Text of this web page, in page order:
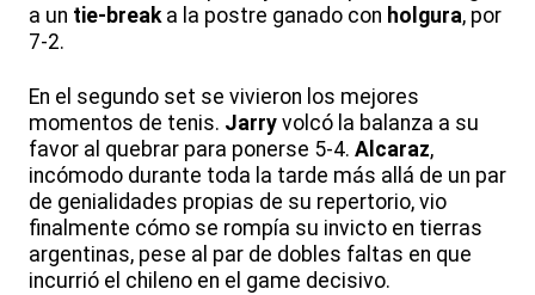
a un tie-breaka la postre ganado con holgura, por
7-2.
En el segundo set se vivieron los mejores
momentos de tenis. Jarry volcó la balanza a su
favor al quebrar para ponerse 5-4. Alcaraz,
incómodo durante toda la tarde más allá de un par
de genialidades propias de su repertorio, vio
finalmente cómo se rompía su invicto en tierras
argentinas, pese al par de dobles faltas en que
incurrió el chileno en el game decisivo.